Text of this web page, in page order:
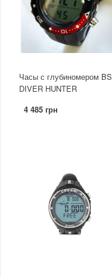
Часы с глубиномером BS
DIVER HUNTER
4 485 грн